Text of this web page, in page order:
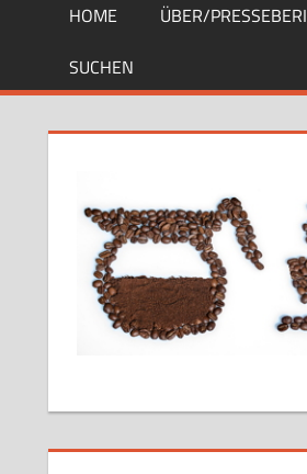
Globuli-
HOME ÜBER/
SUCHEN